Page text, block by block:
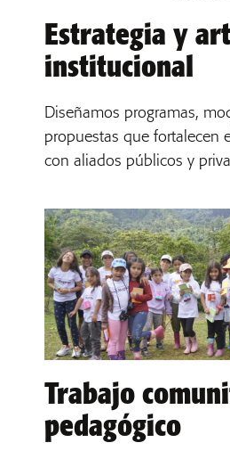
Estrategia y
institucional
Diseñamos programas,
propuestas que fortalecen
con aliados públicos y
Trabajo
pedagógico